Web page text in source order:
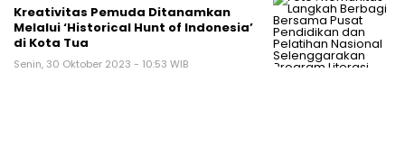
Kreativitas Pemuda Ditanamkan
Melalui ‘Historical Hunt of Indonesia’
di Kota Tua
Senin, 30 Oktober 2023 - 10:53 WIB